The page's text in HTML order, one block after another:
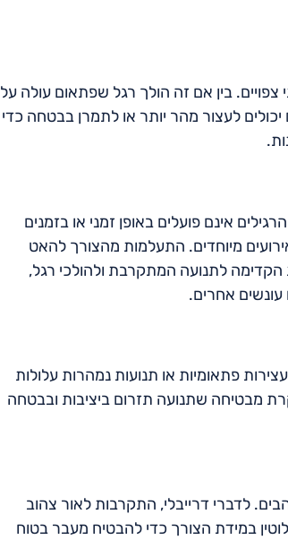
בין אם זה הולך רגל שפתאום עולה על
לעצור מהר יותר או לתמרן בבטחה כדי
אינם פועלים באופן זמני או בזמנים
מיוחדים. התעלמות מהצורך להאט
הקדימה לתנועה המתקרבת ולהולכי רגל,
עונשים אחרים.
פתאומיות או תנועות נמהרות עלולות
מבטיחה שתנועה תזרום ביציבות ובבטחה
לדברי דרייבלי, התקרבות לאור צהוב
במידת הצורך כדי להבטיח מעבר בטוח